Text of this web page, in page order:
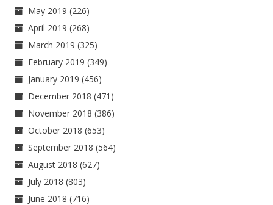
May 2019 (226)
April 2019 (268)
March 2019 (325)
February 2019 (349)
January 2019 (456)
December 2018 (471)
November 2018 (386)
October 2018 (653)
September 2018 (564)
August 2018 (627)
July 2018 (803)
June 2018 (716)